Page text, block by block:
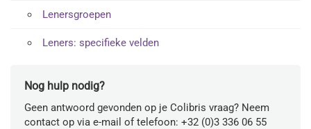
Lenersgroepen
Leners: specifieke velden
Nog hulp nodig?
Geen antwoord gevonden op je Colibris vraag? Neem
contact op via e-mail of telefoon: +32 (0)3 336 06 55